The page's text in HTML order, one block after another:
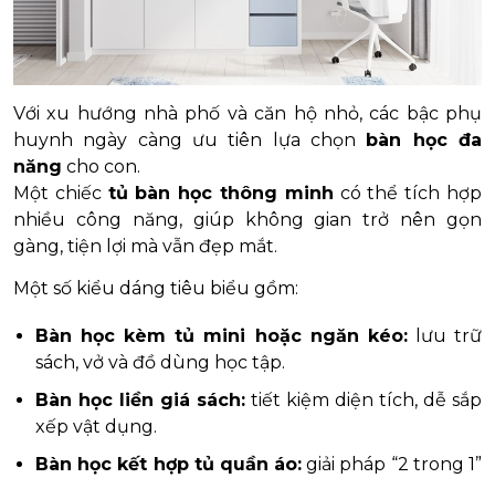
Với xu hướng nhà phố và căn hộ nhỏ, các bậc phụ
huynh ngày càng ưu tiên lựa chọn bàn học đa
năng cho con.
Một chiếc tủ bàn học thông minh có thể tích hợp
nhiều công năng, giúp không gian trở nên gọn
gàng, tiện lợi mà vẫn đẹp mắt.
Một số kiểu dáng tiêu biểu gồm:
Bàn học kèm tủ mini hoặc ngăn kéo:lưu trữ
sách, vở và đồ dùng học tập.
Bàn học liền giá sách: tiết kiệm diện tích, dễ sắp
xếp vật dụng.
Bàn học kết hợp tủ quần áo: giải pháp “2 trong 1”